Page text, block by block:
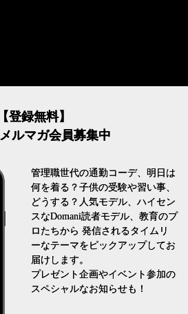
【登録無料】
ルマガ会員募集中
管理職世代の通勤コーデ、明日は
何を着る？子供の受験や習い事、
どうする？人気モデル、ハイセン
スなDomani読者モデル、教育のプ
ロたちから 発信されるタイムリ
ーなテーマをピックアップしてお
届けします。
プレゼント企画やイベント参加の
スペシャルなお知らせも！